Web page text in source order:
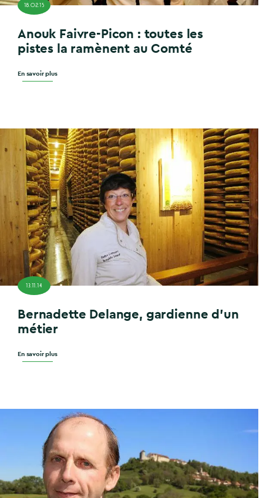
18.02.15
Anouk Faivre-Picon : toutes les
pistes la ramènent au Comté
En savoir plus
13.11.14
Bernadette Delange, gardienne d’un
métier
En savoir plus